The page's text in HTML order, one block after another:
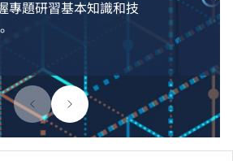
專題研習基本知識和技